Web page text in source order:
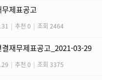
제표공고
| 추천 0 | 조회 2464
재무제표공고_2021-03-29
| 추천 0 | 조회 3375